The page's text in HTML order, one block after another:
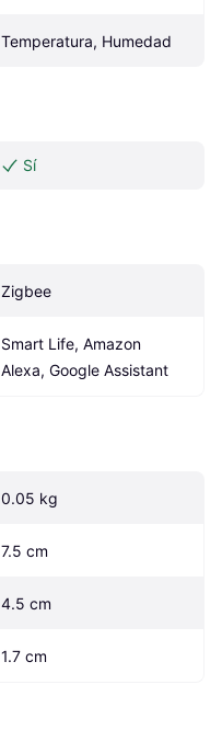
Temperatura, Humedad
Sí
Zigbee
Smart Life, Amazon
Alexa, Google Assistant
0.05 kg
7.5 cm
4.5 cm
1.7 cm